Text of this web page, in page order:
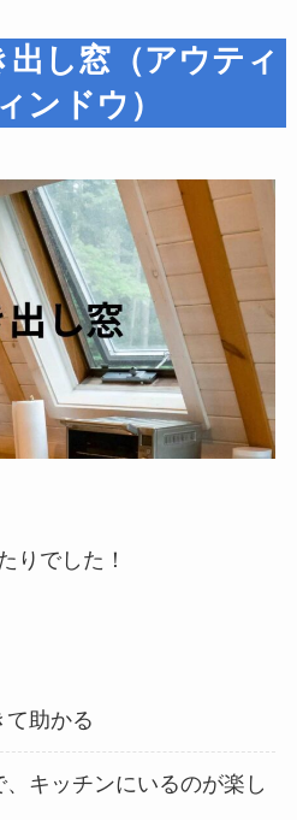
し窓（アウティ
ンドウ）
りでした！
助かる
キッチンにいるのが楽し